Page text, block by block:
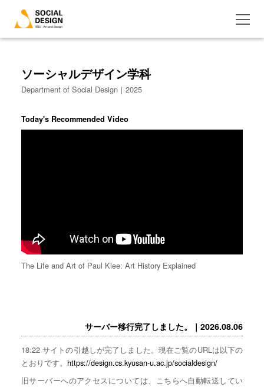
ソーシャルデザイン学科
Department of Social Design｜2025
Today's Recommended Video
The Life and Art of Paul Klee: Art History Explained
サーバー移行完了しました。｜2026.08.06
18:22 サイトの引越しが完了しました。現在ご覧のURLは以下の
とおりです。 https://design.cs.kyusan-u.ac.jp/socialdesign/
旧サーバーへのアクセスについては、こちらへ自動転送してい